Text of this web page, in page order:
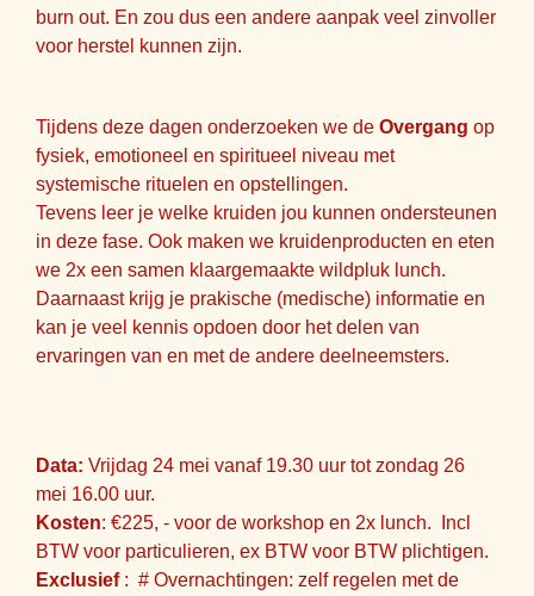
burn out. En zou dus een andere aanpak veel zinvoller
voor herstel kunnen zijn.
Tijdens deze dagen onderzoeken we de Overgang op
fysiek, emotioneel en spiritueel niveau met
systemische rituelen en opstellingen.
Tevens leer je welke kruiden jou kunnen ondersteunen
in deze fase. Ook maken we kruidenproducten en eten
we 2x een samen klaargemaakte wildpluk lunch.
Daarnaast krijg je prakische (medische) informatie en
kan je veel kennis opdoen door het delen van
ervaringen van en met de andere deelneemsters.
Data: Vrijdag 24 mei vanaf 19.30 uur tot zondag 26
mei 16.00 uur.
Kosten: €225, - voor de workshop en 2x lunch. Incl
BTW voor particulieren, ex BTW voor BTW plichtigen.
Exclusief: # Overnachtingen: zelf regelen met de